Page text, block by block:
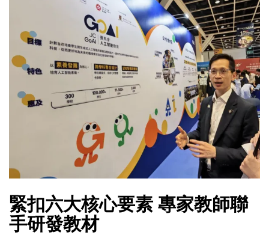
緊扣六大核心要素 專家教師聯
手研發教材